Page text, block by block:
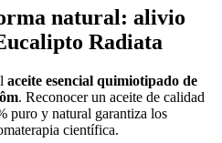
natural: alivio
Radiata
aceite esencial quimiotipado de
. Reconocer un aceite de calidad
puro y natural garantiza los
científica.